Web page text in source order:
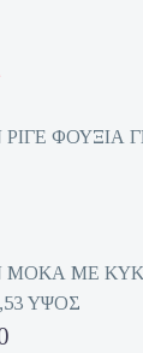
ΦΟΥΞΙΑ
ΜΕ
ΥΨΟΣ